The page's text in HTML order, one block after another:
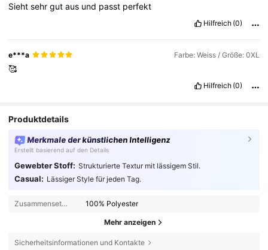
Siehtsehrgutaus und passt perfekt
Hilfreich (0)
e***a Farbe: Weiss / Größe: 0XL
🥰
Hilfreich (0)
Produktdetails
Merkmale der künstlichen Intelligenz
Erstellt basierend auf den Details
Gewebter Stoff: Strukturierte Textur mit lässigem Stil.
Casual: Lässiger Style für jeden Tag.
Zusammensetzung: 100% Polyester
Mehr anzeigen
Sicherheitsinformationen und Kontakte